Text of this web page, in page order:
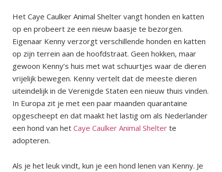
Het Caye Caulker Animal Shelter vangt honden en katten
op en probeert ze een nieuw baasje te bezorgen.
Eigenaar Kenny verzorgt verschillende honden en katten
op zijn terrein aan de hoofdstraat. Geen hokken, maar
gewoon Kenny’s huis met wat schuurtjes waar de dieren
vrijelijk bewegen. Kenny vertelt dat de meeste dieren
uiteindelijk in de Verenigde Staten een nieuw thuis vinden.
In Europa zit je met een paar maanden quarantaine
opgescheept en dat maakt het lastig om als Nederlander
een hond van het Caye Caulker Animal Shelter te
adopteren.
Als je het leuk vindt, kun je een hond lenen van Kenny. Je